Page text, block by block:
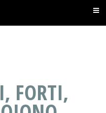
FORTI,